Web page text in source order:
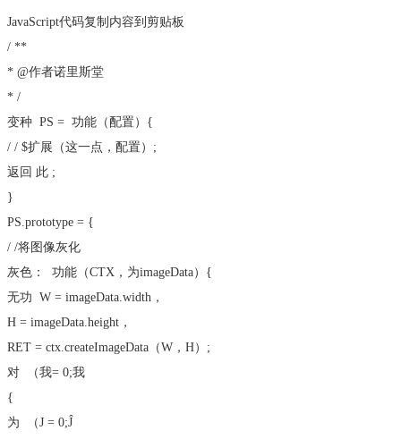
JavaScript代码复制内容到剪贴板
/ **
* @作者诺里斯堂
* /
变种 PS = 功能 （配置）{
/ / $扩展（这一点，配置）;
返回 此 ;
}
PS.prototype = {
/ /将图像灰化
灰色： 功能 （CTX，为imageData）{
无功 W = imageData.width，
H = imageData.height，
RET = ctx.createImageData（W，H）;
对 （我= 0;我
{
为 （J = 0;Ĵ